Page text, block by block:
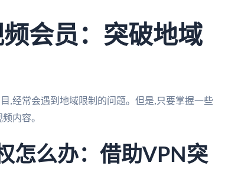
会员：突破地域
,经常会遇到地域限制的问题。但是,只要掌握一些
内容。
怎么办：借助VPN突